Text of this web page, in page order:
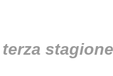
terza